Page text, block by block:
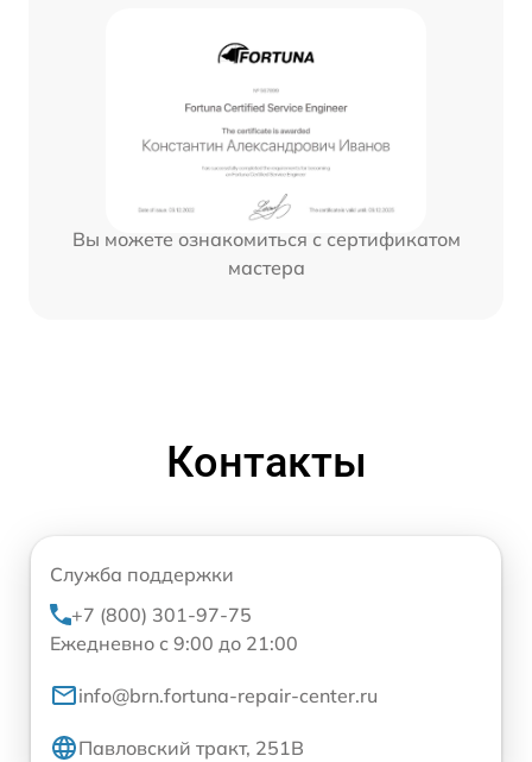
Вы можете ознакомиться с сертификатом
мастера
Контакты
Служба поддержки
+7 (800) 301-97-75
Ежедневно с 9:00 до 21:00
info@brn.fortuna-repair-center.ru
Павловский тракт, 251В